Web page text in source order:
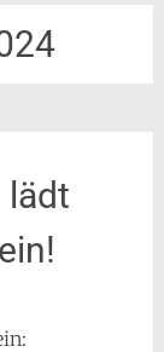
lädt